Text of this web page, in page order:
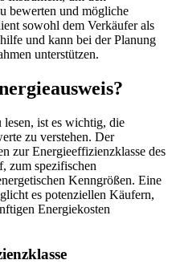
bewerten und mögliche
sowohl dem Verkäufer als
und kann bei der Planung
unterstützen.
ist es wichtig, die
zu verstehen. Der
zur Energieeffizienzklasse des
zum spezifischen
Kenngrößen. Eine
es potenziellen Käufern,
Energiekosten